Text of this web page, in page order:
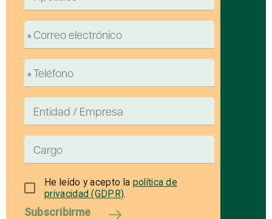
He leído y acepto la política de
privacidad (GDPR).
Subscribirme